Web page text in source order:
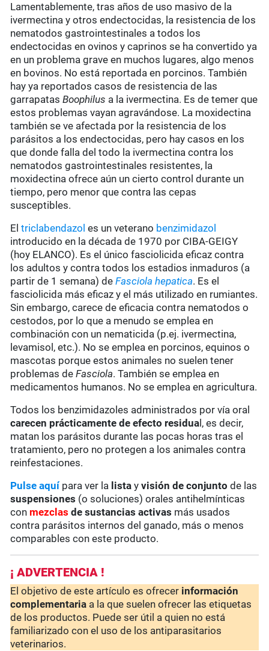
Lamentablemente, tras años de uso masivo de la
ivermectina y otros endectocidas, la resistencia de los
nematodos gastrointestinales a todos los
endectocidas en ovinos y caprinos se ha convertido ya
en un problema grave en muchos lugares, algo menos
en bovinos. No está reportada en porcinos. También
hay ya reportados casos de resistencia de las
garrapatasBoophilus a la ivermectina. Es de temer que
estos problemas vayan agravándose. La moxidectina
también se ve afectada por la resistencia de los
parásitos a los endectocidas, pero hay casos en los
que donde falla del todo la ivermectina contra los
nematodos gastrointestinales resistentes, la
moxidectina ofrece aún un cierto control durante un
tiempo, pero menor que contra las cepas
susceptibles.
Eltriclabendazol es un veterano benzimidazol
introducido en la década de 1970 por CIBA-GEIGY
(hoy ELANCO). Es el único fasciolicida eficaz contra
los adultos y contra todos los estadios inmaduros (a
partir de 1 semana) deFasciola hepatica. Es el
fasciolicida más eficaz y el más utilizado en rumiantes.
Sin embargo, carece de eficacia contra nematodos o
cestodos, por lo que a menudo se emplea en
combinación con un nematicida (p.ej. ivermectina,
levamisol, etc.). No se emplea en porcinos, equinos o
mascotas porque estos animales no suelen tener
problemas deFasciola. También se emplea en
medicamentos humanos. No se emplea en agricultura.
Todos los benzimidazoles administrados por vía oral
carecen prácticamente de efecto residua l, es decir,
matan los parásitos durante las pocas horas tras el
tratamiento, pero no protegen a los animales contra
reinfestaciones.
Pulse aquípara ver la lista yvisión de conjunto de las
suspensiones (o soluciones) orales antihelmínticas
con mezclas de sustancias activas más usados
contra parásitos internos del ganado, más o menos
comparables con este producto.
¡ ADVERTENCIA !
El objetivo de este artículo es ofrecer información
complementaria a la que suelen ofrecer las etiquetas
de los productos. Puede ser útil a quien no está
familiarizado con el uso de los antiparasitarios
veterinarios.